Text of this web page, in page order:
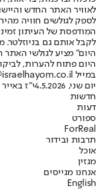
לאוויר האתר החדש
לספק לגולשים חוויה
המודפסת של העיתון
לקבל אותם גם בניוזלטר.
היום" מציע לגולשי האתר
היום פתוח להערות,
במייל hayom@israelhayom.co.il.
יום שני, 4.5.2026
י"ז
חדשות
דעות
ספורט
ForReal
תרבות ובידור
אוכל
מגזין
אנחנו מגייסים
English